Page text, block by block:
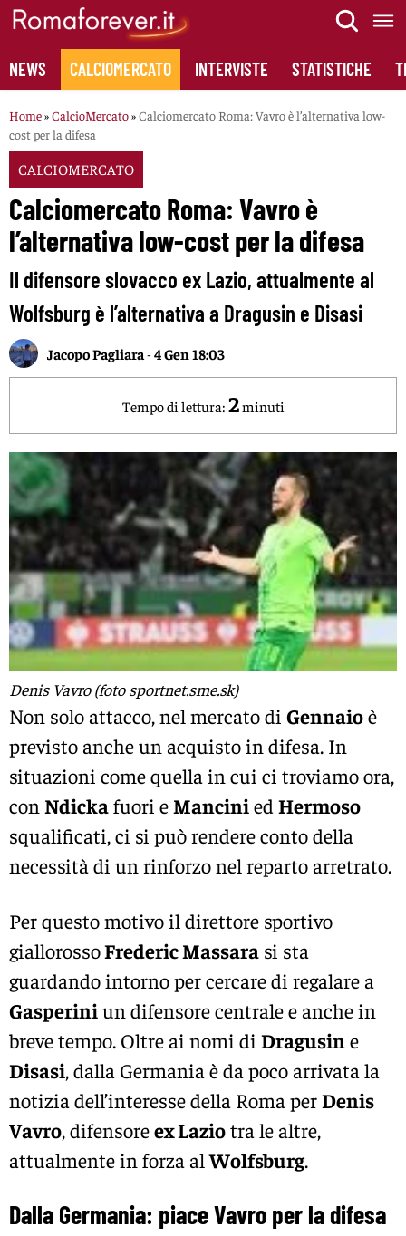
Skip
content
NEWS CALCIOMERCATO INTERVISTE STATISTICHE
Home»CalcioMercato»Calciomercato Roma: Vavro è l’alternativa low-
cost per la difesa
CALCIOMERCATO
Calciomercato Roma: Vavro è
l’alternativa low-cost per la difesa
Il difensore slovacco ex Lazio, attualmente al
Wolfsburg è l’alternativa a Dragusin e Disasi
Jacopo Pagliara -4 Gen 18:03
Tempo di lettura: 2minuti
Denis Vavro (foto sportnet.sme.sk)
Non solo attacco, nel mercato di Gennaioè
previsto anche un acquisto in difesa. In
situazioni come quella in cui ci troviamo ora,
con Ndickafuori e Mancinied Hermoso
squalificati, ci si può rendere conto della
necessità di un rinforzo nel reparto arretrato.
Per questo motivo il direttore sportivo
giallorossoFrederic Massara si sta
guardando intorno per cercare di regalare a
Gasperiniun difensore centrale e anche in
breve tempo. Oltre ai nomi di Dragusine
Disasi, dalla Germania è da poco arrivata la
notizia dell’interesse della Roma perDenis
Vavro, difensoreex Laziotra le altre,
attualmente in forza alWolfsburg.
Dalla Germania: piace Vavro per la difesa